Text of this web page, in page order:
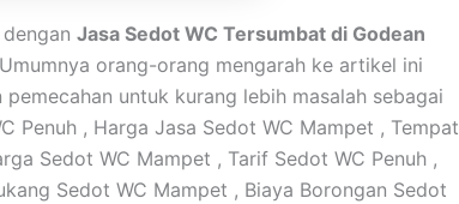
Jasa Sedot WC Tersumbat di Godean
orang-orang mengarah ke artikel ini
untuk kurang lebih masalah sebagai
Penuh , Harga Jasa Sedot WC Mampet , Tempat
Sedot WC Mampet , Tarif Sedot WC Penuh ,
Sedot WC Mampet , Biaya Borongan Sedot